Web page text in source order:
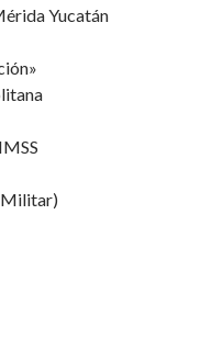
Yucatán
Militar)